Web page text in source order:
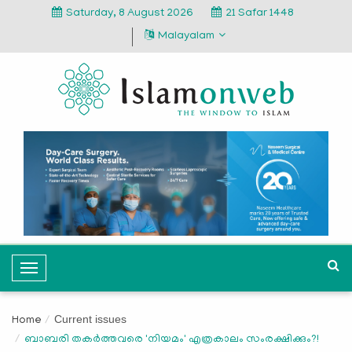
Saturday, 8 August 2026
21 Safar 1448
Malayalam
T
o
g
l
Home Current issues
ബാബരി തകര്‍ത്തവരെ 'നിയമം' എത്രകാലം സംരക്ഷിക്കും?!